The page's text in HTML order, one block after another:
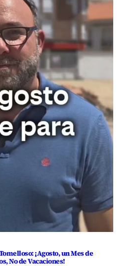
¡Agosto, un Mes de
No de Vacaciones!